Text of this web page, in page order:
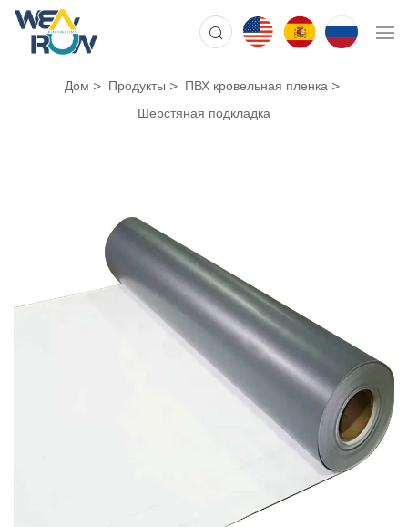
Дом Продукты
ПВХ кровельная пленка
Шерстяная подкладка